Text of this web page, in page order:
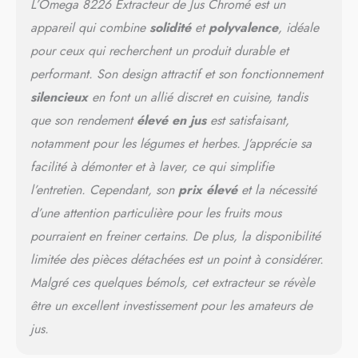
L’Omega 8226 Extracteur de Jus Chromé est un
appareil qui combine soliditéetpolyvalence, idéale
pour ceux qui recherchent un produit durable et
performant. Son design attractif et son fonctionnement
silencieuxen font un allié discret en cuisine, tandis
que son rendementélevé en jusest satisfaisant,
notamment pour les légumes et herbes. J’apprécie sa
facilité à démonter et à laver, ce qui simplifie
l’entretien. Cependant, son prix élevéet la nécessité
d’une attention particulière pour les fruits mous
pourraient en freiner certains. De plus, la disponibilité
limitée des pièces détachées est un point à considérer.
Malgré ces quelques bémols, cet extracteur se révèle
être un excellent investissement pour les amateurs de
jus.